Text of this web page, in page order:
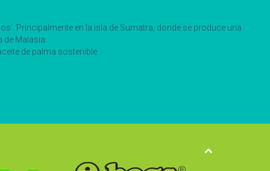
Principalmente en la isla de Sumatra, donde se produce una
Malasia.
de palma sostenible.